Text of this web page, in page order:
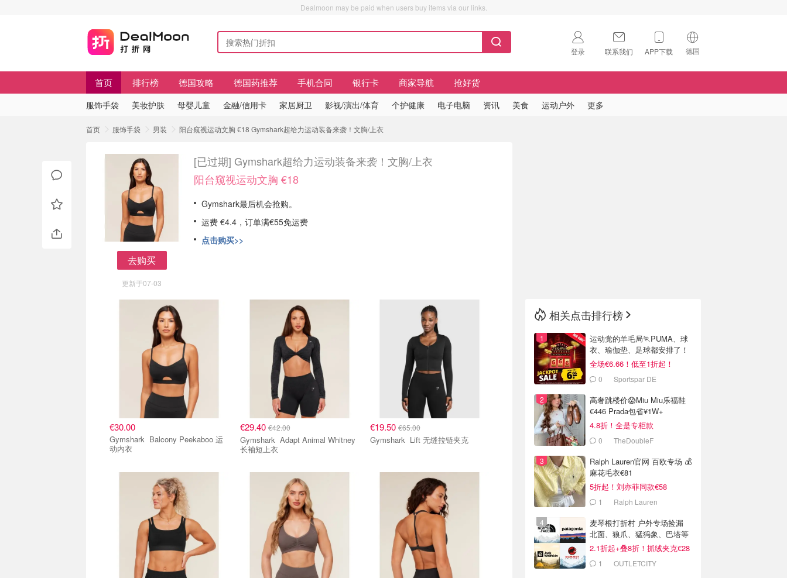
Dealmoon may be paid when users buy items via our links.
登录 联系我们 APP下载 德国
🇺🇸
首页 排行榜 德国攻略 德国药推荐 手机合同 银行卡 商家导航 抢好货
服饰手袋 美妆护肤 母婴儿童 金融/信用卡 家居厨卫 影视/演出/体育 个护健康 电子电脑 资讯 美食 运动户外 更多
首页 服饰手袋 男装 阳台窥视运动文胸 €18 Gymshark超给力运动装备来袭！文胸/上衣
去购买
更新于07-03
[已过期] Gymshark超给力运动装备来袭！文胸/上衣
阳台窥视运动文胸 €18
Gymshark最后机会抢购。
运费 €4.4，订单满€55免运费
点击购买>>
€30.00
Gymshark Balcony Peekaboo 运
动内衣
€29.40€42.00
Gymshark Adapt Animal Whitney
长袖短上衣
€19.50 €65.00
Gymshark Lift 无缝拉链夹克
相关点击排行榜
运动党的羊毛局🏃PUMA、球
衣、瑜伽垫、足球都安排了！
全场€6.66！低至1折起！
0 Sportspar DE
高奢跳楼价😱Miu Miu乐福鞋
€446 Prada包省¥1W+
4.8折！全是专柜款
0 TheDoubleF
Ralph Lauren官网 百欧专场 💰
麻花毛衣€81
5折起！刘亦菲同款€58
1 Ralph Lauren
麦琴根打折村 户外专场捡漏
北面、狼爪、猛犸象、巴塔等
2.1折起+叠8折！抓绒夹克€28
1
OUTLETCITY